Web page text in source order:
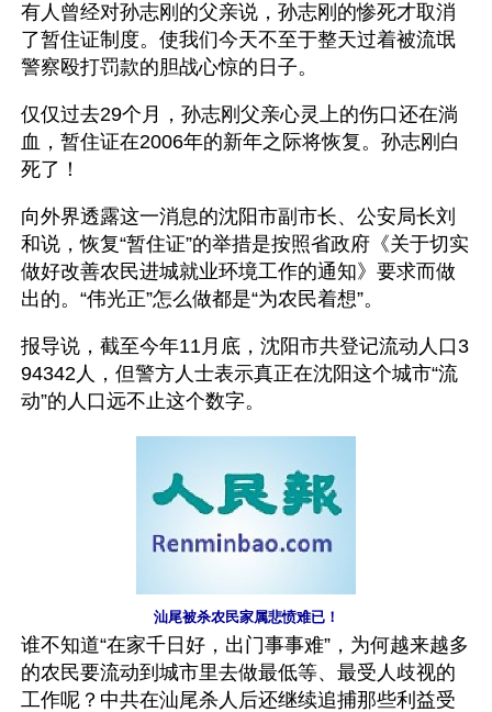
有人曾经对孙志刚的父亲说，孙志刚的惨死才取消
了暂住证制度。使我们今天不至于整天过着被流氓
警察殴打罚款的胆战心惊的日子。
仅仅过去29个月，孙志刚父亲心灵上的伤口还在淌
血，暂住证在2006年的新年之际将恢复。孙志刚白
死了！
向外界透露这一消息的沈阳市副市长、公安局长刘
和说，恢复“暂住证”的举措是按照省政府《关于切实
做好改善农民进城就业环境工作的通知》要求而做
出的。“伟光正”怎么做都是“为农民着想”。
报导说，截至今年11月底，沈阳市共登记流动人口3
94342人，但警方人士表示真正在沈阳这个城市“流
动”的人口远不止这个数字。
汕尾被杀农民家属悲愤难已！
谁不知道“在家千日好，出门事事难”，为何越来越多
的农民要流动到城市里去做最低等、最受人歧视的
工作呢？中共在汕尾杀人后还继续追捕那些利益受